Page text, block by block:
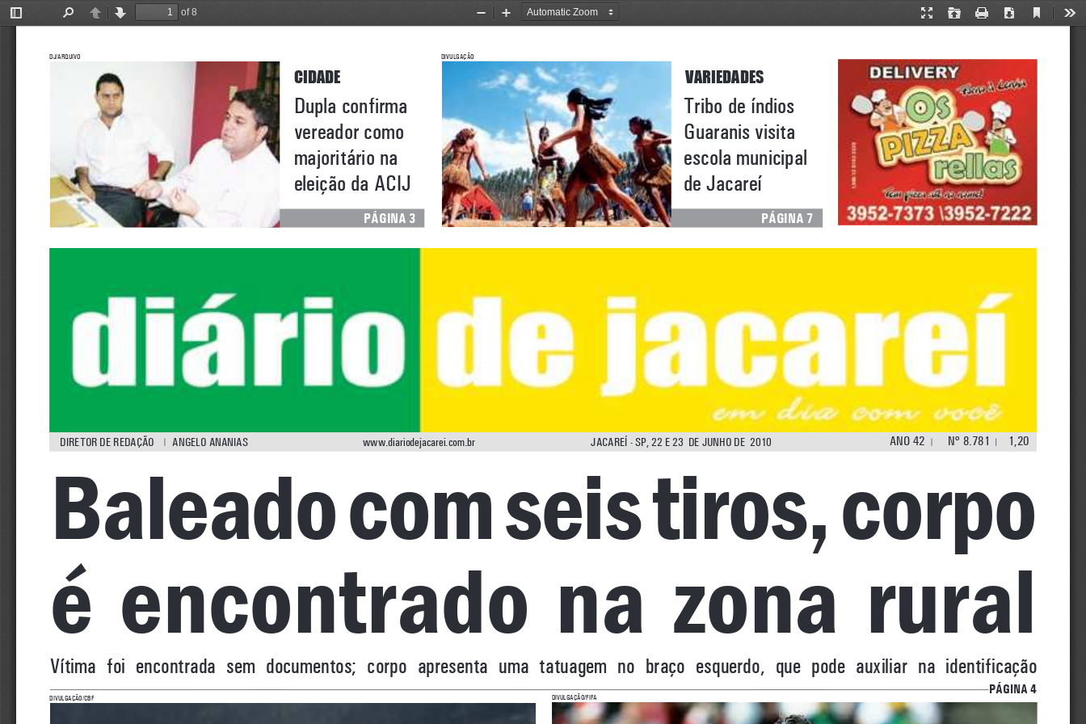
Toggle
PreviousNext
of 8
Presentation
Open Print Download
Current
Zoom
Zoom
Diretor De reDação       angelo ananias ano 42 n° 8.781 1,20
Jacareí - sP, 22 e 23  De Junho De  2010
www.diariodejacarei.com.br
DJ/arquivo
     página 3
Dupla confirma
vereador como
majoritário na
eleição da aciJ
cidade
vítima  foi  encontrada  sem  documentos;  corpo  apresenta  uma  tatuagem  no  braço  esquerdo,  que  pode  auxiliar  na  identificação
Baleado com seis tiros, corpo
é  encontrado  na  zona  rural
tribo de índios
guaranis visita
escola municipal
de Jacareí
variedades
     página
7
Divulgação
página 4
Divulgação/cBF Divulgação/FiFa